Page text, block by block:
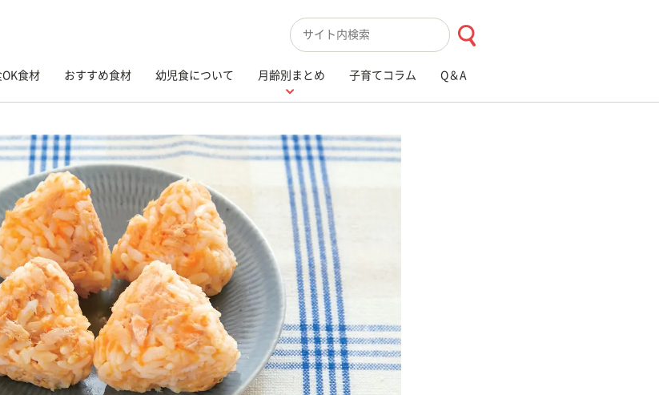
検索キーワード入力
食材 おすすめ食材 幼児食について 月齢別まとめ 子育てコラム Q＆A